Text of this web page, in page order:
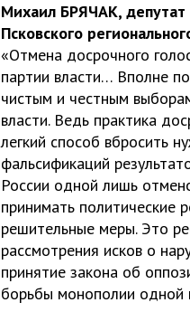
Михаил БРЯЧАК, депутат
Псковского
«Отмена досрочного
партии власти… Вполне
чистым и честным
власти. Ведь практика
легкий способ вбросить
фальсификаций
России одной лишь
принимать политические
решительные меры. Это
рассмотрения исков о
принятие закона об
борьбы монополии одной